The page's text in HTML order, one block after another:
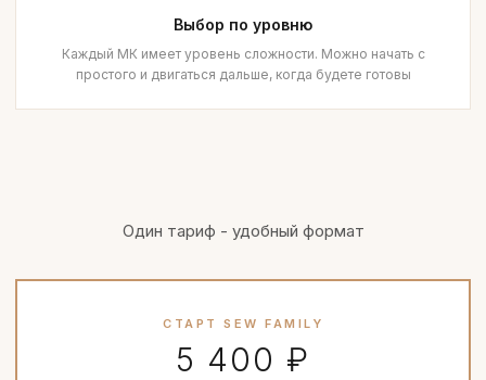
Выбор по уровню
Каждый МК имеет уровень сложности. Можно начать с
простого и двигаться дальше, когда будете готовы
Один тариф - удобный формат
СТАРТ SEW FAMILY
5 400 ₽